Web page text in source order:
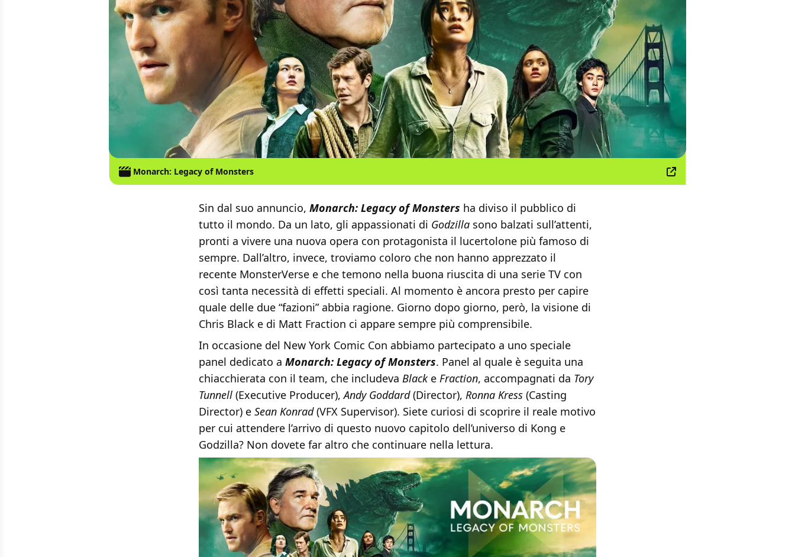
Monarch: Legacy of Monsters
Sin dal suo annuncio, Monarch: Legacy of Monsters ha diviso il pubblico di
tutto il mondo. Da un lato, gli appassionati di Godzilla sono balzati sull’attenti,
pronti a vivere una nuova opera con protagonista il lucertolone più famoso di
sempre. Dall’altro, invece, troviamo coloro che non hanno apprezzato il
recente MonsterVerse e che temono nella buona riuscita di una serie TV con
così tanta necessità di effetti speciali. Al momento è ancora presto per capire
quale delle due “fazioni” abbia ragione. Giorno dopo giorno, però, la visione di
Chris Black e di Matt Fraction ci appare sempre più comprensibile.
In occasione del New York Comic Con abbiamo partecipato a uno speciale
panel dedicato a Monarch: Legacy of Monsters. Panel al quale è seguita una
chiacchierata con il team, che includeva Blacke Fraction, accompagnati da Tory
Tunnell (Executive Producer),Andy Goddard(Director), Ronna Kress (Casting
Director) e Sean Konrad(VFX Supervisor). Siete curiosi di scoprire il reale motivo
per cui attendere l’arrivo di questo nuovo capitolo dell’universo di Kong e
Godzilla? Non dovete far altro che continuare nella lettura.